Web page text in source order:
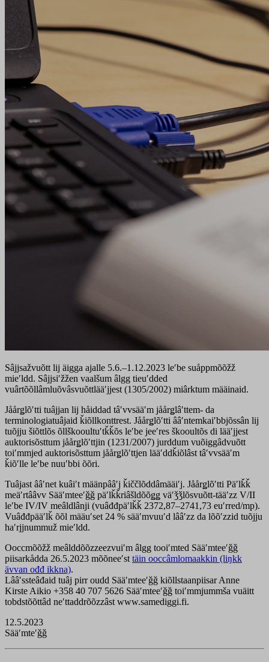
Sâjjsažvuõtt lij äigga ajalle 5.6.–1.12.2023 leʹbe suåppmõõžž
mieʹldd. Sâjjsiʹžžen vaalšum âlgg tieuʹdded
vuârtõõllâmluõvâsvuõttlääʹjjest (1305/2002) miârktum määinaid.
Jåårǥlõʹtti tuâjjan lij håiddad tâʹvvsääʹm jåårǥlâʹttem- da
terminologiatuâjaid ǩiõllkonttrest. Jåårǥlõʹtti ââʹntemkaiʹbbjõssân lij
tuõjju šiõttlõs õllškooultuʹtǩǩõs leʹbe jeeʹres škooultõs di lääʹjjest
auktorisõsttum jåårǥlõʹttjin (1231/2007) jurddum vuõiggâdvuõtt
toiʹmmjed auktorisõsttum jåårǥlõʹttjen lääʹddǩiõlâst tâʹvvsääʹm
ǩiõʹlle leʹbe nuuʹbbi õõri.
Tuâjast ââʹnet kuâiʹt määnpââʹj ǩiččlõddâmääiʹj. Jåårǥlõʹtti Päʹlǩǩ
meäʹrtââvv Sääʹmteeʹǧǧ päʹlǩǩriâšldõõǥǥ väʹǯǯlõsvuõtt-tääʹzz V/II
leʹbe IV/IV meâldlânji (vuâđđpäʹlǩǩ 2372,87–2741,73 euʹrred/mp).
Vuâđđpääʹlǩ õõl määuʹset 24 % sääʹmvuuʹd lââʹzz da lõõʹzzid tuõjju
haʹrjjnummuž mieʹldd.
Ooccmõõžž meâlddõõzzeezvuiʹm âlgg tooiʹmted Sääʹmteeʹǧǧ
piisarkådda 26.5.2023 mõõneeʹst täin ooccâmlomaakkin (liŋkk
ävvan ođđ ikkna).
Lââʹssteâđaid tuâj pirr oudd Sääʹmteeʹǧǧ kiõllstaanpiisar Anne
Kirste Aikio +358 40 707 5626 Sääʹmteeʹǧǧ toiʹmmjummša vuäitt
tobdstõõttâd neʹttaddrõõzzâst www.samediggi.fi.
12.5.2023
Sääʹmteʹǧǧ